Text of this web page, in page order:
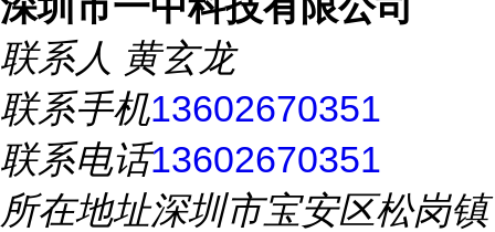
联系人 黄玄龙
联系手机13602670351
联系电话13602670351
所在地址深圳市宝安区松岗镇